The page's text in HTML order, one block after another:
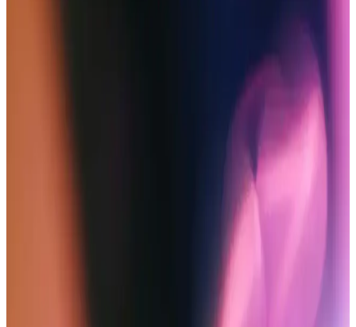
Samsung B310 ve Nokia 6310 modellerinin özelliklerini ve
kullanıcı yorumlarını karşılaştırarak, ihtiyaçlarınıza en uygun tuşlu
Basit ve Güvenilir Cep Telefonları: Günümüzde
Gelişmiş özellikler yerine temel iletişim ihtiyaçlarına odaklanan
dayanıklı ve uzun pil ömürlü basit telefonlar, özellikle yaşlılar ve
teknolojiyi az kullananlar için ideal seçimler sunuyor.
Akıllı Telefon Teknolojilerinde Yeni Modeller ve